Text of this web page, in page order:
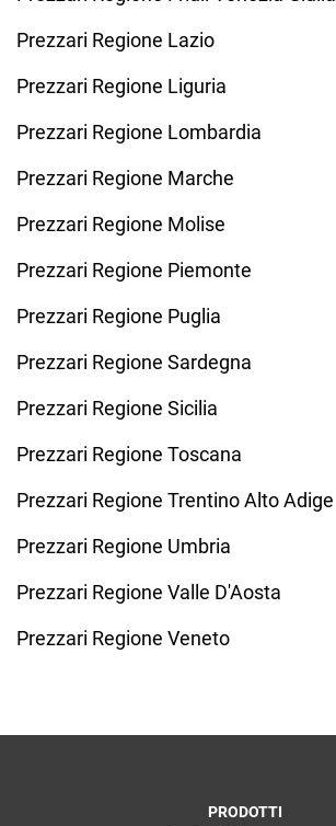
Prezzari Regione Lazio
Prezzari Regione Liguria
Prezzari Regione Lombardia
Prezzari Regione Marche
Prezzari Regione Molise
Prezzari Regione Piemonte
Prezzari Regione Puglia
Prezzari Regione Sardegna
Prezzari Regione Sicilia
Prezzari Regione Toscana
Prezzari Regione Trentino Alto Adige
Prezzari Regione Umbria
Prezzari Regione Valle D'Aosta
Prezzari Regione Veneto
PRODOTTI